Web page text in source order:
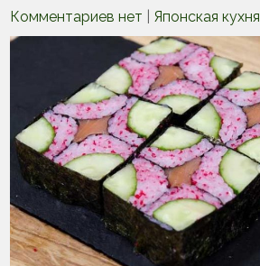
Комментариев нет Японская кухня